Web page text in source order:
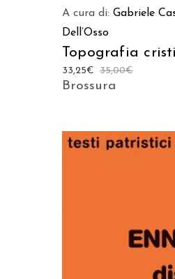
A cura di: Gabriele
Dell’Osso
Topografia
35,00€
33,25€
Brossura
AGGIUNGI AL